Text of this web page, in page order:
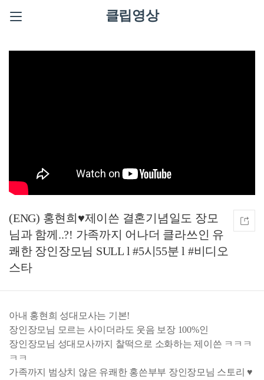
클립영상
(ENG) 홍현희♥제이쓴 결혼기념일도 장모
님과 함께..?! 가족까지 어나더 클라쓰인 유
쾌한 장인장모님 SULL l #5시55분 l #비디오
스타
아내 홍현희 성대모사는 기본!
장인장모님 모르는 사이더라도 웃음 보장 100%인
장인장모님 성대모사까지 찰떡으로 소화하는 제이쓴 ㅋㅋㅋ
ㅋㅋ
가족까지 범상치 않은 유쾌한 홍쓴부부 장인장모님 스토리 ♥